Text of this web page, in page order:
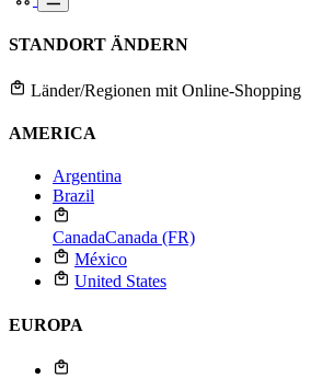
STANDORT ÄNDERN
Länder/Regionen mit Online-Shopping
AMERICA
Argentina
Brazil
CanadaCanada (FR)
México
United States
EUROPA